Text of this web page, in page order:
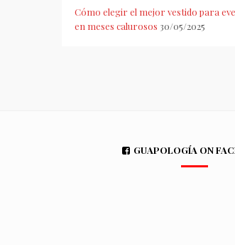
Cómo elegir el mejor vestido para
en meses calurosos 30/05/2025
GUAPOLOGÍA ON